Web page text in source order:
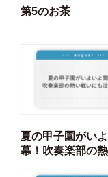
第5のお茶
夏の甲子園がい
幕！吹奏楽部の